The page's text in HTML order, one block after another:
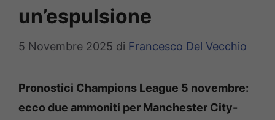
un’espulsione
5 Novembre 2025 di Francesco Del Vecchio
Pronostici Champions League 5 novembre:
ecco due ammoniti per Manchester City-